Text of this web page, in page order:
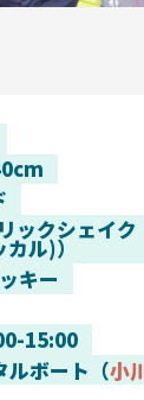
ックシェイク
ル)）
キー
15:00
ルボート（小